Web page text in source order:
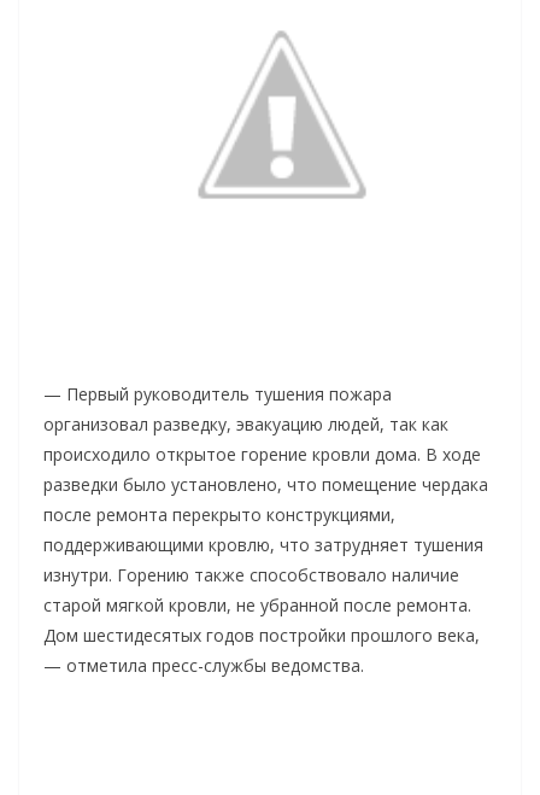
— Первый руководитель тушения пожара
организовал разведку, эвакуацию людей, так как
происходило открытое горение кровли дома. В ходе
разведки было установлено, что помещение чердака
после ремонта перекрыто конструкциями,
поддерживающими кровлю, что затрудняет тушения
изнутри. Горению также способствовало наличие
старой мягкой кровли, не убранной после ремонта.
Дом шестидесятых годов постройки прошлого века,
— отметила пресс-службы ведомства.